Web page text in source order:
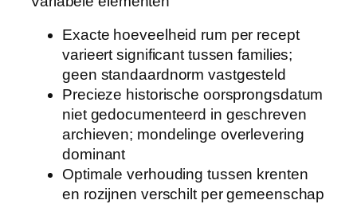
Exacte hoeveelheid rum per recept
varieert significant tussen families;
geen standaardnorm vastgesteld
Precieze historische oorsprongsdatum
niet gedocumenteerd in geschreven
archieven; mondelinge overlevering
dominant
Optimale verhouding tussen krenten
en rozijnen verschilt per gemeenschap